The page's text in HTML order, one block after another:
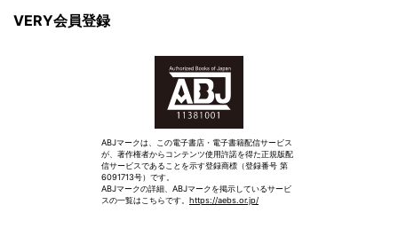
VERY会員登録
ABJマークは、この電子書店・電子書籍配信サービス
が、著作権者からコンテンツ使用許諾を得た正規版配
信サービスであることを示す登録商標（登録番号 第
6091713号）です。
ABJマークの詳細、ABJマークを掲示しているサービ
スの一覧はこちらです。 https://aebs.or.jp/